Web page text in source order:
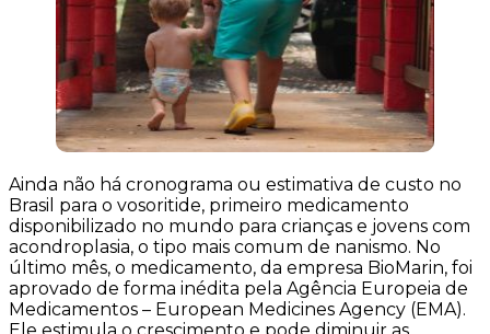
Ainda não há cronograma ou estimativa de custo no
Brasil para o vosoritide, primeiro medicamento
disponibilizado no mundo para crianças e jovens com
acondroplasia, o tipo mais comum de nanismo. No
último mês, o medicamento, da empresa BioMarin, foi
aprovado de forma inédita pela Agência Europeia de
Medicamentos – European Medicines Agency (EMA).